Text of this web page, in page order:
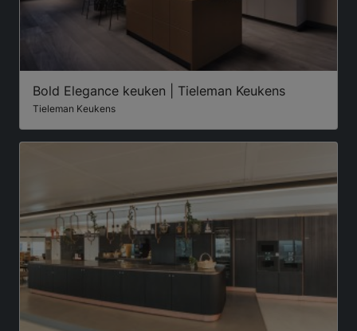
Bold Elegance keuken | Tieleman Keukens
Tieleman Keukens